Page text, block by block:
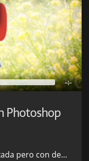
-:--
Photoshop
puntos con mucha fuerza.